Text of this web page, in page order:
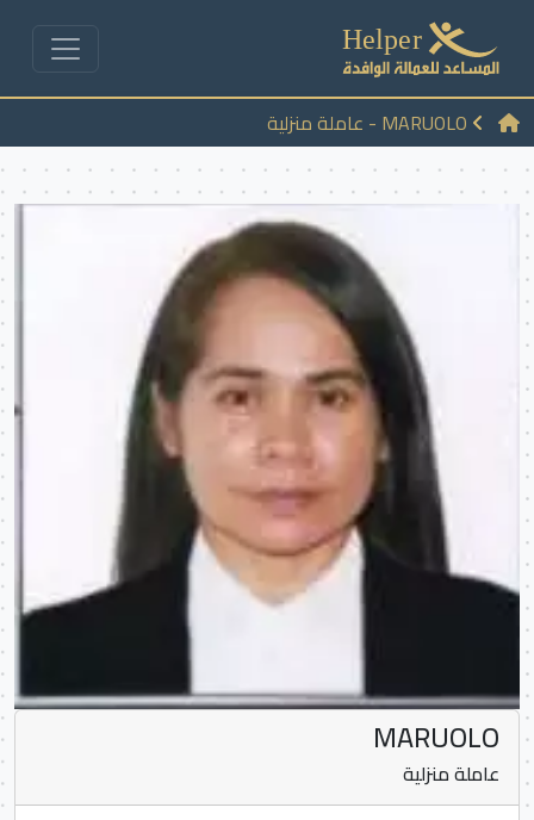
MARUOLO - عاملة منزلية
MARUOLO
عاملة منزلية